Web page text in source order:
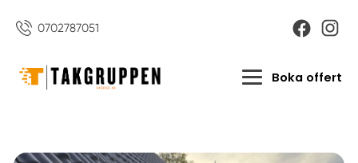
0702787051
Boka offert